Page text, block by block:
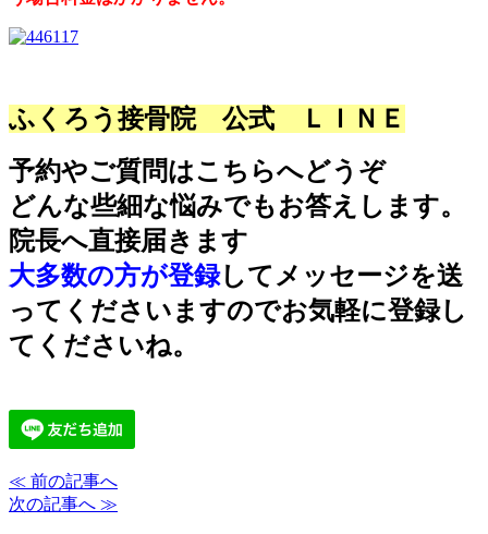
ふくろう接骨院 公式 ＬＩＮＥ
予約やご質問はこちらへどうぞ
どんな些細な悩みでもお答えします。
院長へ直接届きます
大多数の方が登録してメッセージを送
ってくださいますのでお気軽に登録し
てくださいね。
≪ 前の記事へ
次の記事へ ≫